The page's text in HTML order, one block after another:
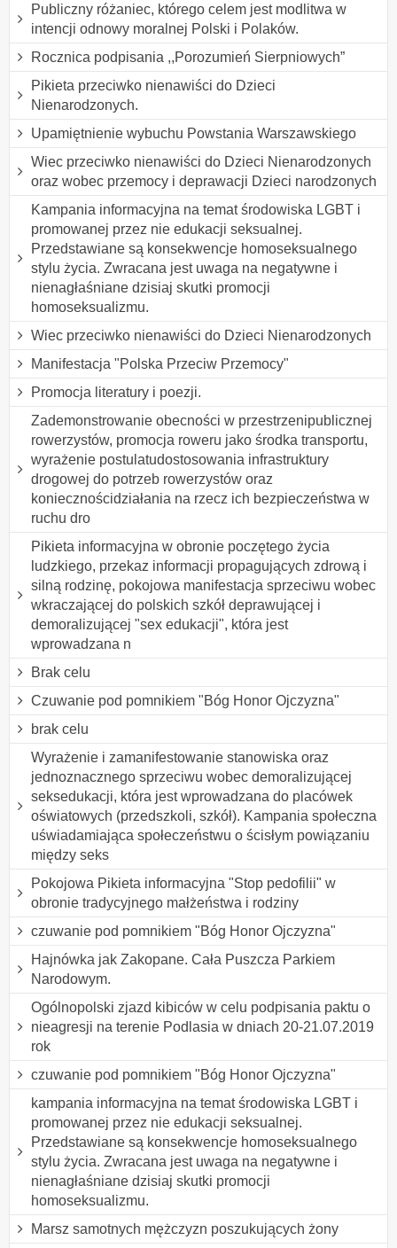
Publiczny różaniec, którego celem jest modlitwa w
intencji odnowy moralnej Polski i Polaków.
Rocznica podpisania ,,Porozumień Sierpniowych”
Pikieta przeciwko nienawiści do Dzieci
Nienarodzonych.
Upamiętnienie wybuchu Powstania Warszawskiego
Wiec przeciwko nienawiści do Dzieci Nienarodzonych
oraz wobec przemocy i deprawacji Dzieci narodzonych
Kampania informacyjna na temat środowiska LGBT i
promowanej przez nie edukacji seksualnej.
Przedstawiane są konsekwencje homoseksualnego
stylu życia. Zwracana jest uwaga na negatywne i
nienagłaśniane dzisiaj skutki promocji
homoseksualizmu.
Wiec przeciwko nienawiści do Dzieci Nienarodzonych
Manifestacja "Polska Przeciw Przemocy"
Promocja literatury i poezji.
Zademonstrowanie obecności w przestrzenipublicznej
rowerzystów, promocja roweru jako środka transportu,
wyrażenie postulatudostosowania infrastruktury
drogowej do potrzeb rowerzystów oraz
koniecznościdziałania na rzecz ich bezpieczeństwa w
ruchu dro
Pikieta informacyjna w obronie poczętego życia
ludzkiego, przekaz informacji propagujących zdrową i
silną rodzinę, pokojowa manifestacja sprzeciwu wobec
wkraczającej do polskich szkół deprawującej i
demoralizującej "sex edukacji", która jest
wprowadzana n
Brak celu
Czuwanie pod pomnikiem "Bóg Honor Ojczyzna"
brak celu
Wyrażenie i zamanifestowanie stanowiska oraz
jednoznacznego sprzeciwu wobec demoralizującej
seksedukacji, która jest wprowadzana do placówek
oświatowych (przedszkoli, szkół). Kampania społeczna
uświadamiająca społeczeństwu o ścisłym powiązaniu
między seks
Pokojowa Pikieta informacyjna "Stop pedofilii" w
obronie tradycyjnego małżeństwa i rodziny
czuwanie pod pomnikiem "Bóg Honor Ojczyzna"
Hajnówka jak Zakopane. Cała Puszcza Parkiem
Narodowym.
Ogólnopolski zjazd kibiców w celu podpisania paktu o
nieagresji na terenie Podlasia w dniach 20-21.07.2019
rok
czuwanie pod pomnikiem "Bóg Honor Ojczyzna"
kampania informacyjna na temat środowiska LGBT i
promowanej przez nie edukacji seksualnej.
Przedstawiane są konsekwencje homoseksualnego
stylu życia. Zwracana jest uwaga na negatywne i
nienagłaśniane dzisiaj skutki promocji
homoseksualizmu.
Marsz samotnych mężczyzn poszukujących żony